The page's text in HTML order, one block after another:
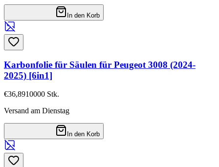
In den Korb
Karbonfolie für Säulen für Peugeot 3008 (2024-
2025) [6in1]
€36,8910000 Stk.
Versand am Dienstag
In den Korb